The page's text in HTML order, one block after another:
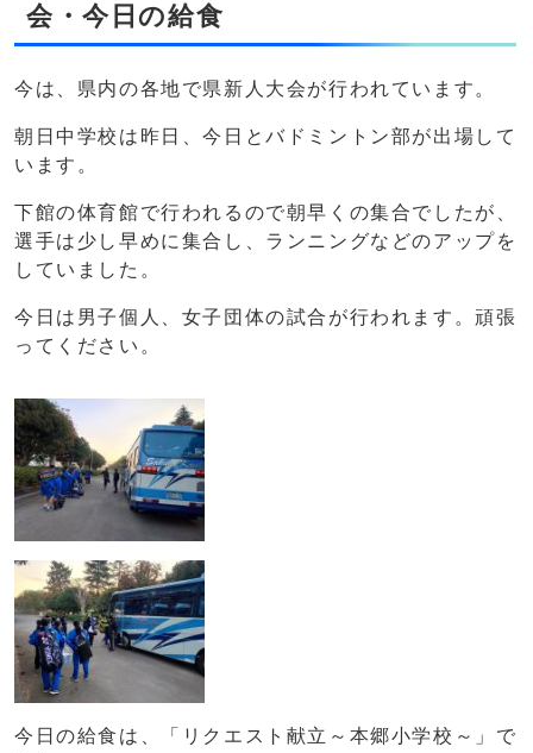
会・今日の給食
今は、県内の各地で県新人大会が行われています。
朝日中学校は昨日、今日とバドミントン部が出場して
います。
下館の体育館で行われるので朝早くの集合でしたが、
選手は少し早めに集合し、ランニングなどのアップを
していました。
今日は男子個人、女子団体の試合が行われます。頑張
ってください。
今日の給食は、「リクエスト献立～本郷小学校～」で